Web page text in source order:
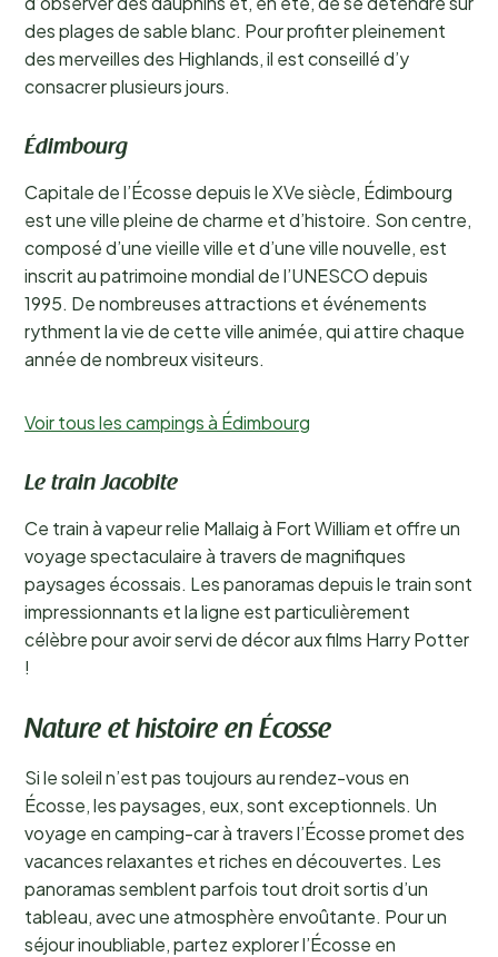
des plages de sable blanc. Pour profiter pleinement
des merveilles des Highlands, il est conseillé d’y
consacrer plusieurs jours.
Édimbourg
Capitale de l’Écosse depuis le XVe siècle, Édimbourg
est une ville pleine de charme et d’histoire. Son centre,
composé d’une vieille ville et d’une ville nouvelle, est
inscrit au patrimoine mondial de l’UNESCO depuis
1995. De nombreuses attractions et événements
rythment la vie de cette ville animée, qui attire chaque
année de nombreux visiteurs.
Voir tous les campings à Édimbourg
Le train Jacobite
Ce train à vapeur relie Mallaig à Fort William et offre un
voyage spectaculaire à travers de magnifiques
paysages écossais. Les panoramas depuis le train sont
impressionnants et la ligne est particulièrement
célèbre pour avoir servi de décor aux films Harry Potter
!
Nature et histoire en Écosse
Si le soleil n’est pas toujours au rendez-vous en
Écosse, les paysages, eux, sont exceptionnels. Un
voyage en camping-car à travers l’Écosse promet des
vacances relaxantes et riches en découvertes. Les
panoramas semblent parfois tout droit sortis d’un
tableau, avec une atmosphère envoûtante. Pour un
séjour inoubliable, partez explorer l’Écosse en